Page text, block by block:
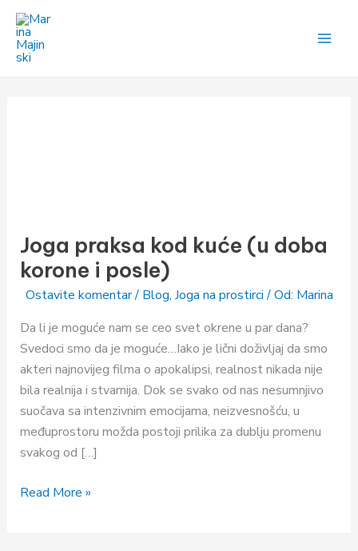
Pređi
sadržaj
Joga praksa kod kuće (u doba
korone i posle)
Ostavite komentar/ Blog, Joga na prostirci/ Od: Marina
Da li je moguće nam se ceo svet okrene u par dana?
Svedoci smo da je moguće…Iako je lični doživljaj da smo
akteri najnovijeg filma o apokalipsi, realnost nikada nije
bila realnija i stvarnija. Dok se svako od nas nesumnjivo
suočava sa intenzivnim emocijama, neizvesnošću, u
međuprostoru možda postoji prilika za dublju promenu
svakog od […]
kod
kuće
korone
i
posle)
Read More »